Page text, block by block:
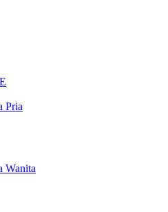
Pria
Wanita